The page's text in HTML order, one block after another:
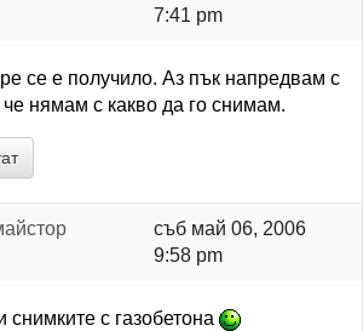
7:41 pm
се е получило. Аз пък напредвам с
нямам с какво да го снимам.
съб май 06, 2006
9:58 pm
с газобетона